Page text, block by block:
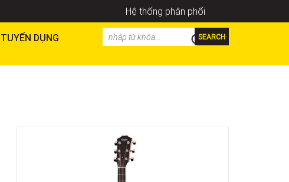
Hệ thống phân phối
TUYỂN DỤNG SEARCH